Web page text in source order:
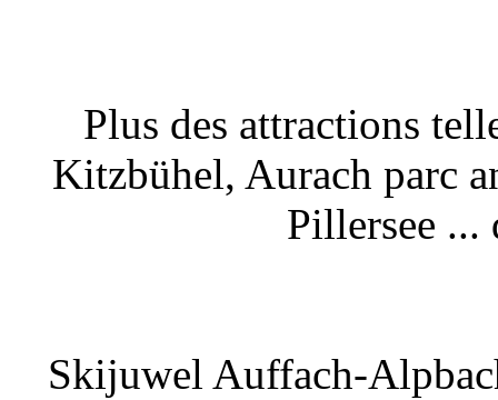
Plus des attractions
Kitzbühel, Aurach parc
Pillersee ...
Skijuwel Auffach-